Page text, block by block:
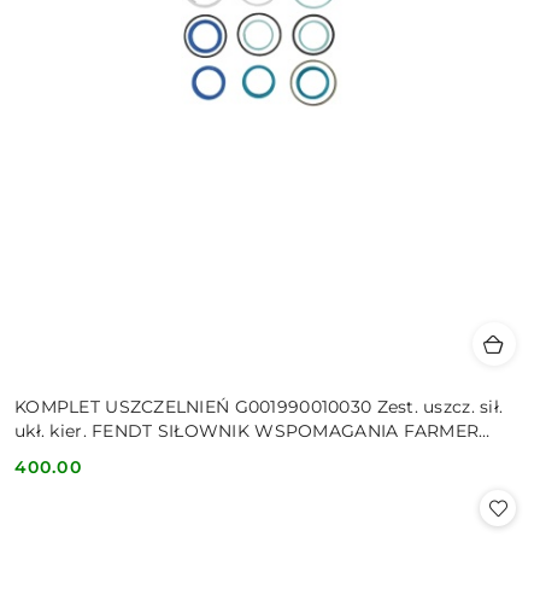
KOMPLET USZCZELNIEŃ G001990010030 Zest. uszcz. sił.
ukł. kier. FENDT SIŁOWNIK WSPOMAGANIA FARMER
Cena:
400.00